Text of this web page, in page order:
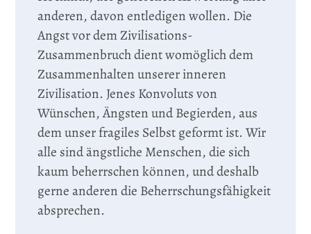
anderen, davon entledigen wollen. Die
Angst vor dem Zivilisations-
Zusammenbruch dient womöglich dem
Zusammenhalten unserer inneren
Zivilisation. Jenes Konvoluts von
Wünschen, Ängsten und Begierden, aus
dem unser fragiles Selbst geformt ist. Wir
alle sind ängstliche Menschen, die sich
kaum beherrschen können, und deshalb
gerne anderen die Beherrschungs­fähigkeit
absprechen.